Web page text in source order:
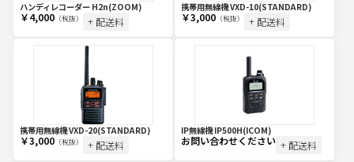
ハンディレコーダー H2n(ZOOM)
￥4,000（税抜） + 配送料
携帯用無線機 VXD-10(STANDARD)
￥3,000（税抜） + 配送料
携帯用無線機 VXD-20(STANDARD)
￥3,000（税抜） + 配送料
IP無線機 IP500H(ICOM)
お問い合わせください + 配送料